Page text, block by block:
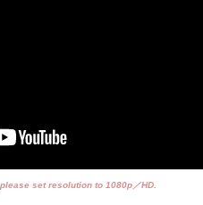
set resolution to 1080p／HD.